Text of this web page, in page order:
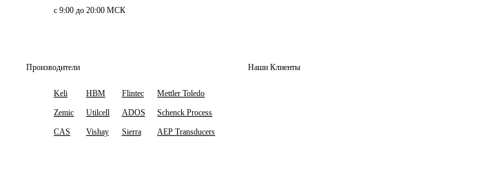
с 9:00 до 20:00 МСК
Производители
Keli
Zemic
CAS
HBM
Utilcell
Vishay
Flintec
ADOS
Sierra
Mettler Toledo
Schenck Process
AEP Transducers
Наши Клиенты